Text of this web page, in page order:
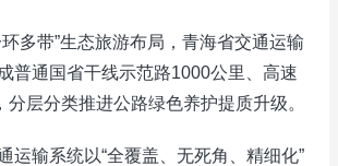
多带”生态旅游布局，青海省交通运输
普通国省干线示范路1000公里、高速
分层分类推进公路绿色养护提质升级。
运输系统以“全覆盖、无死角、精细化”